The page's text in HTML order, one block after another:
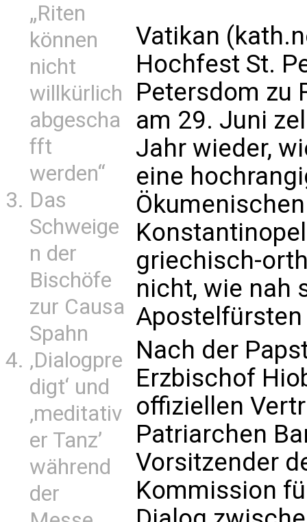
„Riten
können
nicht
willkürlich
abgescha
fft
werden“
Das
Schweige
n der
Bischöfe
zur Causa
Spahn
‚Dialogpre
digt‘ und
‚meditativ
er Tanz’
während
der
Vatikan
Hochfest St.
Petersdom zu
am 29. Juni
Jahr wieder,
eine
griechisch-
nicht, wie nah
Nach der
Erzbischof
offiziellen
Patriarchen
Vorsitzender
Kommission